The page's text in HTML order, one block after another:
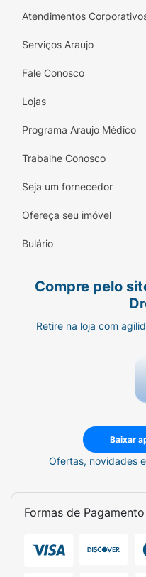
Atendimentos
Serviços Araujo
Fale Conosco
Lojas
Programa Araujo Médico
Trabalhe Conosco
Seja um fornecedor
Ofereça seu imóvel
Bulário
Compre pelo
Retire na loja com
Baixar
Ofertas, novidades
Formas de Pagamento